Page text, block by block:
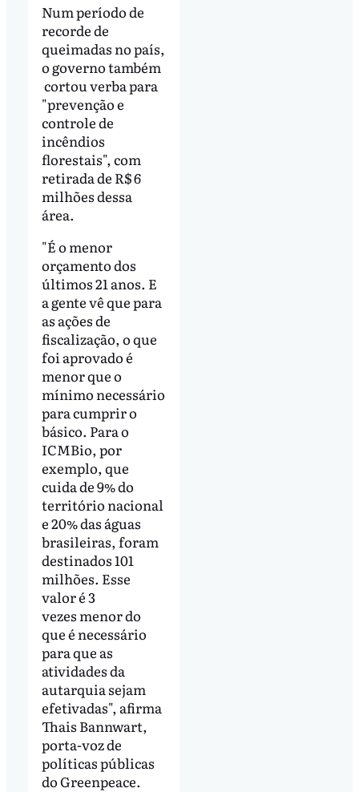
Num período de
recorde de
queimadas no país,
o governo também
cortou verba para
"prevenção e
controle de
incêndios
florestais", com
retirada de R$ 6
milhões dessa
área.
"É o menor
orçamento dos
últimos 21 anos. E
a gente vê que para
as ações de
fiscalização, o que
foi aprovado é
menor que o
mínimo necessário
para cumprir o
básico. Para o
ICMBio, por
exemplo, que
cuida de 9% do
território nacional
e 20% das águas
brasileiras, foram
destinados 101
milhões. Esse
valor é 3
vezes menor do
que é necessário
para que as
atividades da
autarquia sejam
efetivadas", afirma
Thais Bannwart,
porta-voz de
políticas públicas
do Greenpeace.